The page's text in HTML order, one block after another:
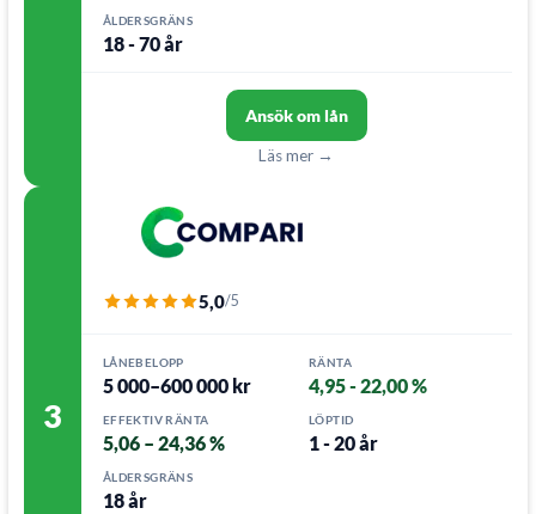
ÅLDERSGRÄNS
18 - 70 år
Ansök om lån
Läs mer →
3
5,0/5
LÅNEBELOPP
5 000–600 000 kr
RÄNTA
4,95 - 22,00 %
EFFEKTIV RÄNTA
5,06 – 24,36 %
LÖPTID
1 - 20 år
ÅLDERSGRÄNS
18 år